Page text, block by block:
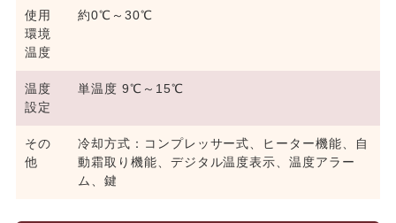
使用
環境
温度
約0℃～30℃
温度
設定
単温度 9℃～15℃
その
他
冷却方式：コンプレッサー式、ヒーター機能、自
動霜取り機能、デジタル温度表示、温度アラー
ム、鍵